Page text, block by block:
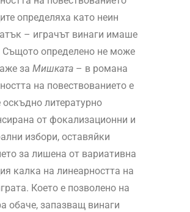
определяха като неин
– играчът винаги имаше
Същото определено не може
за Мишката– в романа
на повествованието е
литературно
от фокализационни и
избори, оставяйки
за лишена от вариативна
калка на линеарността на
Което е позволено на
обаче, запазващ винаги